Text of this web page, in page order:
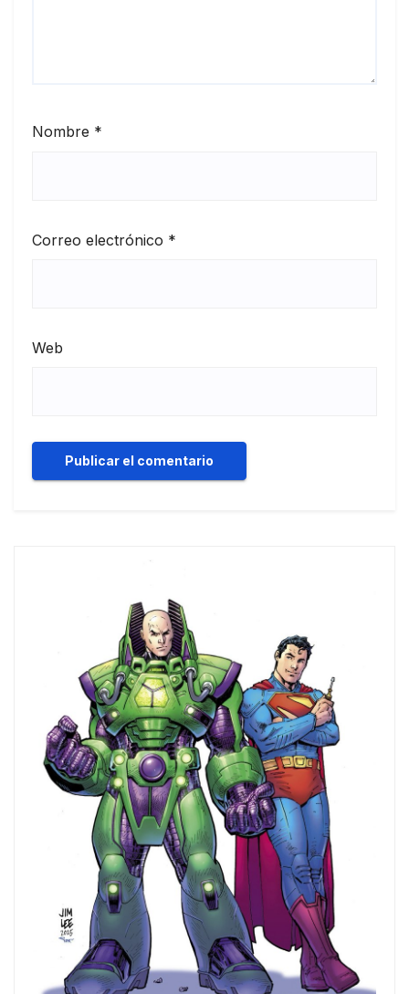
Nombre *
Correo electrónico *
Web